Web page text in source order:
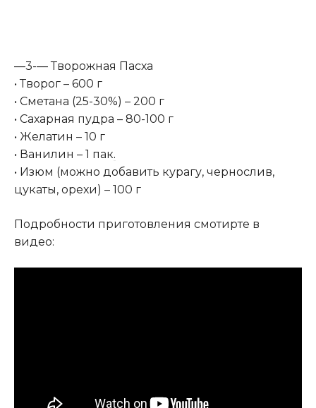
—3-— Творожная Пасха
• Творог – 600 г
• Сметана (25-30%) – 200 г
• Сахарная пудра – 80-100 г
• Желатин – 10 г
• Ванилин – 1 пак.
• Изюм (можно добавить курагу, чернослив,
цукаты, орехи) – 100 г
Подробности приготовления смотирте в
видео: